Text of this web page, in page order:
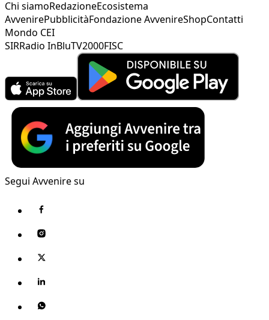
Chi siamoRedazioneEcosistema
AvvenirePubblicitàFondazione AvvenireShopContatti
Mondo CEI
SIRRadio InBluTV2000FISC
Segui Avvenire su